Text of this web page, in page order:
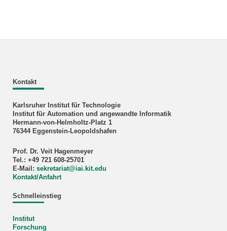
Kontakt
Karlsruher Institut für Technologie
Institut für Automation und angewandte Informatik
Hermann-von-Helmholtz-Platz 1
76344 Eggenstein-Leopoldshafen
Prof. Dr. Veit Hagenmeyer
Tel.: +49 721 608-25701
E-Mail: sekretariat@iai.kit.edu
Kontakt/Anfahrt
Schnelleinstieg
Institut
Forschung